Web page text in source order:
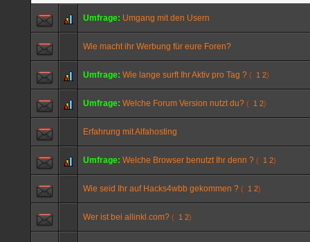
Umfrage: Umgang mit den Usern
Wie macht ihr Werbung für eure Foren?
Umfrage: Wie lange surft Ihr Aktiv pro Tag ? ( 1 2)
Umfrage: Welche Forum Version nutzt du? ( 1 2)
Erfahrung mit Alfahosting
Umfrage: Welche Browser benutzt Ihr denn ? ( 1 2)
Wie seid Ihr auf Hacks4wbb gekommen ? ( 1 2)
Wer ist bei allinkl.com? ( 1 2)